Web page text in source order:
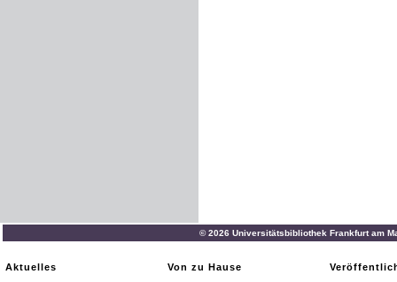
© 2026 Universitätsbibliothek Frankfurt am
Aktuelles
Von zu Hause